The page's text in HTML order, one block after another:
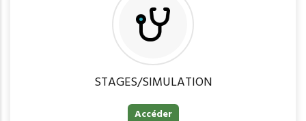
STAGES/SIMULATION
Accéder